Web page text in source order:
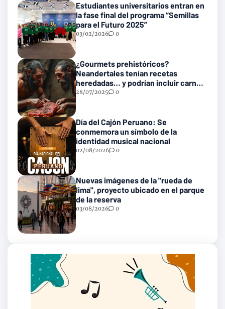
Estudiantes universitarios entran en
la fase final del programa “Semillas
para el Futuro 2025”
03/02/2026 0
¿Gourmets prehistóricos?
Neandertales tenían recetas
heredadas… y podrían incluir carne
con gusanos
28/07/2025 0
Día del Cajón Peruano: Se
conmemora un símbolo de la
identidad musical nacional
02/08/2026 0
Nuevas imágenes de la "rueda de
lima", proyecto ubicado en el parque
de la reserva
03/08/2026 0